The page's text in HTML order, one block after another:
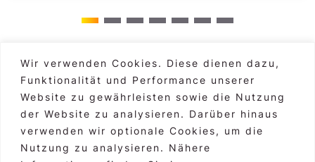
Wir verwenden Cookies. Diese dienen dazu,
Funktionalität und Performance unserer
Website zu gewährleisten sowie die Nutzung
der Website zu analysieren. Darüber hinaus
verwenden wir optionale Cookies, um die
Nutzung zu analysieren. Nähere
Hauptgebäude Graz alle Standorte >
Markus Moser, CEO
+43 316 83 46 79-00